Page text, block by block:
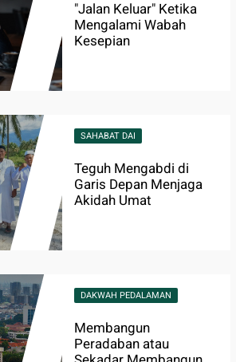
"Jalan Keluar" Ketika
Mengalami Wabah
Kesepian
SAHABAT DAI
Teguh Mengabdi di
Garis Depan Menjaga
Akidah Umat
DAKWAH PEDALAMAN
Membangun
Peradaban atau